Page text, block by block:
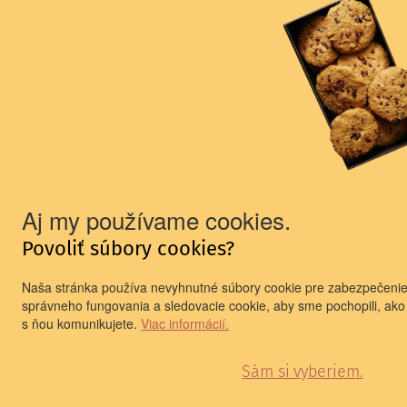
Aj my používame cookies.
Povoliť súbory cookies?
Naša stránka používa nevyhnutné súbory cookie pre zabezpečenie
správneho fungovania a sledovacie cookie, aby sme pochopili, ako
s ňou komunikujete. Viac informácií.
Sám si vyberiem.